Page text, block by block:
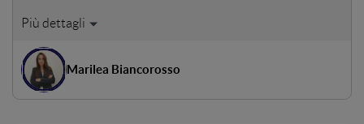
Un'attivazione di influencer marketing può veramente
valigia, perché questo intervento vi farà fare un viaggio
breve ma molto intenso nell'influencer marketing tra
numeri, pratiche di gamification e case history. I tempi che
Marilea Biancorosso